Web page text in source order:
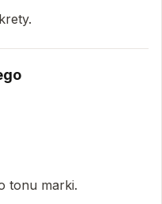
tonu marki.